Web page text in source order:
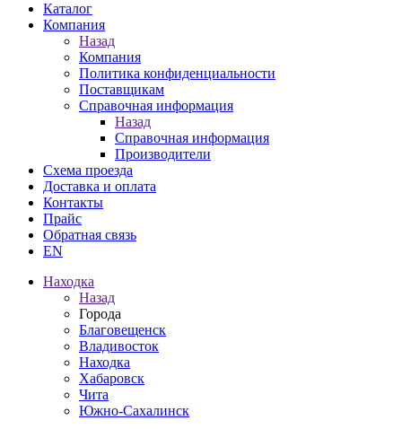
Каталог
Компания
Назад
Компания
Политика конфиденциальности
Поставщикам
Справочная информация
Назад
Справочная информация
Производители
Схема проезда
Доставка и оплата
Контакты
Прайс
Обратная связь
EN
Находка
Назад
Города
Благовещенск
Владивосток
Находка
Хабаровск
Чита
Южно-Сахалинск